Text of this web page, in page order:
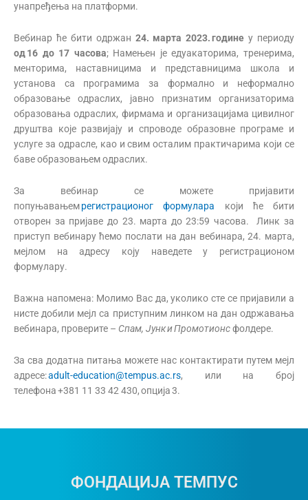
унапређења на платформи.
Вебинар ће бити одржан 24. марта 2023. године у периоду
од16 до17 часова; Намењен је едуакаторима, тренерима,
менторима, наставницима и представницима школа и
установа са програмима за формално и неформално
образовање одраслих, јавно признатим организаторима
образовања одраслих, фирмама и организацијама цивилног
друштва које развијају и спроводе образовне програме и
услуге за одрасле, као и свим осталим практичарима који се
баве образовањем одраслих.
За вебинар се можете пријавити
попуњавањемрегистрационог формулара који ће бити
отворен за пријаве до 23. марта до 23:59 часова. Линк за
приступ вебинару ћемо послати на дан вебинара, 24. марта,
мејлом на адресу коју наведете у регистрационом
формулару.
Важна напомена: Молимо Вас да, уколико сте се пријавили а
нисте добили мејл са приступним линком на дан одржавања
вебинара, проверите – Спам, ЈункиПромотионсфолдере.
За сва додатна питања можете нас контактирати путем мејл
адресе:adult-education@tempus.ac.rs, или на број
телефона +381 11 33 42 430, опција 3.
ФОНДАЦИЈА ТЕМПУС